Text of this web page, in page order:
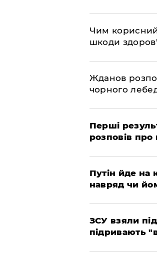
Чим корисний
шкоди
Жданов
чорного
Перші
розповів про
Путін йде на
навряд чи
ЗСУ взяли
підривають